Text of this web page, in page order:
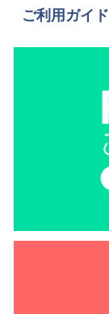
ご利用ガイド